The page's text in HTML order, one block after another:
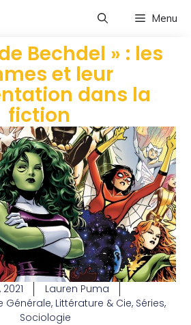
Menu
Bechdel » : les
et leur
dans la
fiction
Lauren Puma
Générale, Littérature & Cie, Séries,
Sociologie